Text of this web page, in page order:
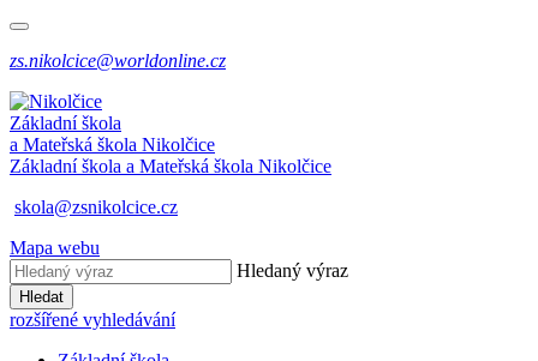
zs.nikolcice@worldonline.cz
Základní škola
a Mateřská škola Nikolčice
Základní škola a Mateřská škola Nikolčice
skola@zsnikolcice.cz
Mapa webu
Hledaný výraz
Hledat
rozšířené vyhledávání